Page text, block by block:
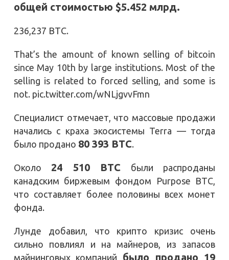
общей стоимостью $5.452 млрд.
236,237 BTC.
That’s the amount of known selling of bitcoin
since May 10th by large institutions. Most of the
selling is related to forced selling, and some is
not. pic.twitter.com/wNLjgvvFmn
Специалист отмечает, что массовые продажи
начались с краха экосистемы Terra — тогда
было продано 80 393 BTC.
Около 24 510 BTC были распроданы
канадским биржевым фондом Purpose BTC,
что составляет более половины всех монет
фонда.
Лунде добавил, что крипто кризис очень
сильно повлиял и на майнеров, из запасов
майнинговых компаний было продано 19